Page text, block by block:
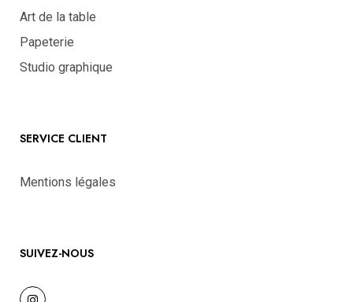
Art de la table
Papeterie
Studio graphique
SERVICE CLIENT
Mentions légales
SUIVEZ-NOUS